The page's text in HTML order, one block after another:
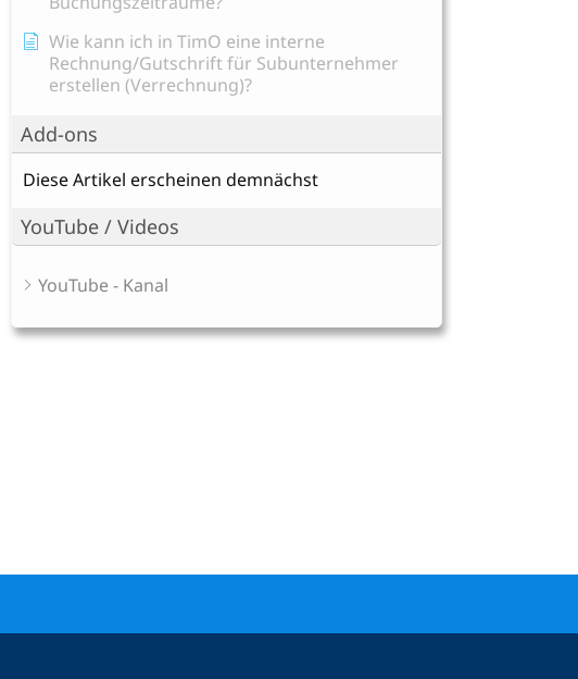
Wie kann ich in TimO eine interne
Rechnung/Gutschrift für Subunternehmer
erstellen (Verrechnung)?
Add-ons
Diese Artikel erscheinen demnächst
YouTube / Videos
YouTube - Kanal